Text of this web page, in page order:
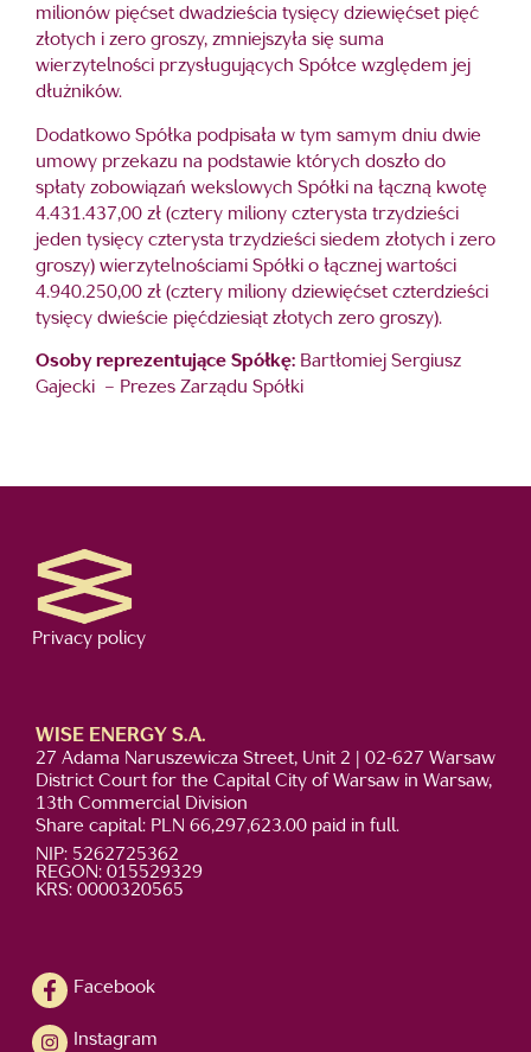
milionów pięćset dwadzieścia tysięcy dziewięćset pięć
złotych i zero groszy, zmniejszyła się suma
wierzytelności przysługujących Spółce względem jej
dłużników.
Dodatkowo Spółka podpisała w tym samym dniu dwie
umowy przekazu na podstawie których doszło do
spłaty zobowiązań wekslowych Spółki na łączną kwotę
4.431.437,00 zł (cztery miliony czterysta trzydzieści
jeden tysięcy czterysta trzydzieści siedem złotych i zero
groszy) wierzytelnościami Spółki o łącznej wartości
4.940.250,00 zł (cztery miliony dziewięćset czterdzieści
tysięcy dwieście pięćdziesiąt złotych zero groszy).
Osoby reprezentujące Spółkę: Bartłomiej Sergiusz
Gajecki – Prezes Zarządu Spółki
Privacy policy
WISE ENERGY S.A.
27 Adama Naruszewicza Street, Unit 2 | 02-627 Warsaw
District Court for the Capital City of Warsaw in Warsaw,
13th Commercial Division
Share capital: PLN 66,297,623.00 paid in full.
NIP: 5262725362
REGON: 015529329
KRS: 0000320565
Facebook
Instagram